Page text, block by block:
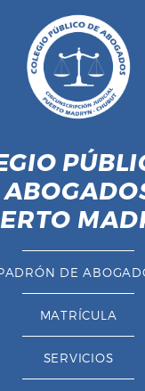
DE
MATRÍCULA
SERVICIOS